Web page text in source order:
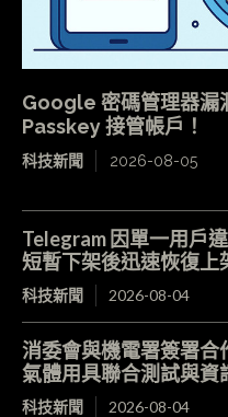
Google 密碼管理器
Passkey 接管帳戶！
科技新聞 2026-08-05
Telegram 因單一用戶
短暫下架後迅速恢復上
科技新聞 2026-08-04
消委會與機電署簽署
氣體用具聯合測試與資
科技新聞 2026-08-04